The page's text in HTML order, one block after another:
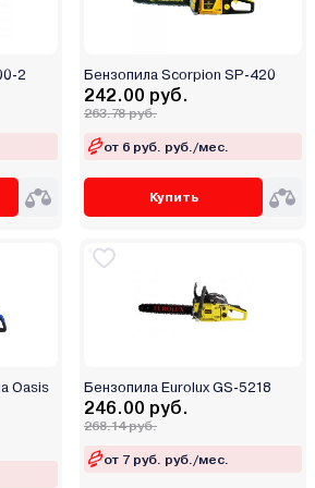
2 Бензопила Scorpion SP-420
242.00 руб.
263.78 руб.
от 6 руб. руб./мес.
Купить
Oasis
Бензопила Eurolux GS-5218
246.00 руб.
268.14 руб.
от 7 руб. руб./мес.